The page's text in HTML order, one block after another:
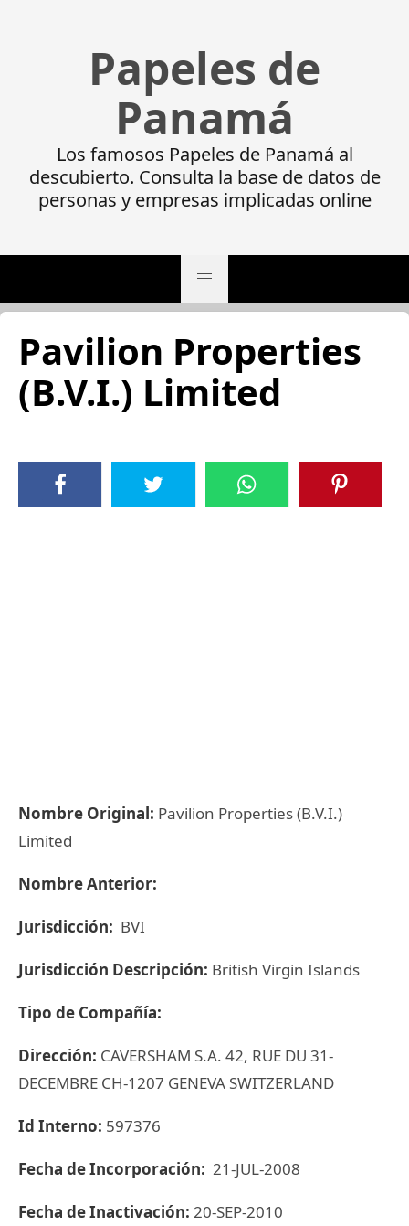
Papeles de
Panamá
Los famosos Papeles de Panamá al
descubierto. Consulta la base de datos de
personas y empresas implicadas online
Pavilion Properties
(B.V.I.) Limited
Nombre Original: Pavilion Properties (B.V.I.)
Limited
Nombre Anterior:
Jurisdicción: BVI
Jurisdicción Descripción: British Virgin Islands
Tipo de Compañía:
Dirección: CAVERSHAM S.A. 42, RUE DU 31-
DECEMBRE CH-1207 GENEVA SWITZERLAND
Id Interno: 597376
Fecha de Incorporación: 21-JUL-2008
Fecha de Inactivación: 20-SEP-2010